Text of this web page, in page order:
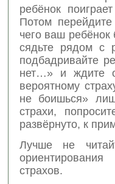
ребёнок
Потом
чего ваш ребёнок
сядьте рядом с
подбадривайте
нет…» и ждите
вероятному
не боишься»
страхи,
развёрнуто, к
Лучше не
страхов.